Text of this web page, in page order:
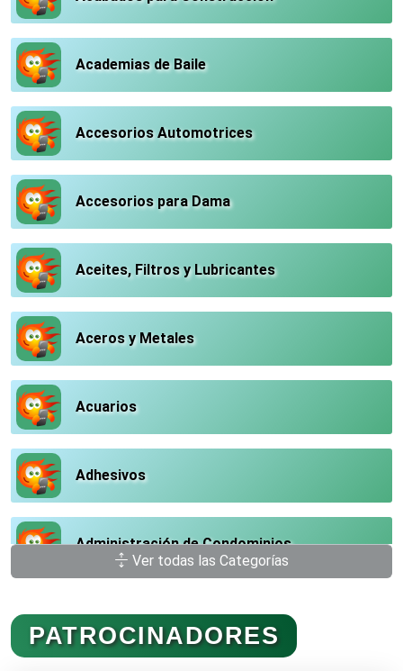
Academias de Baile
Accesorios Automotrices
Accesorios para Dama
Aceites, Filtros y Lubricantes
Aceros y Metales
Acuarios
Adhesivos
Administración de Condominios
Administración de Empresas
Ver todas las Categorías
PATROCINADORES